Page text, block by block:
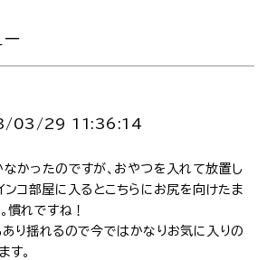
ー
03/29 11:36:14
かったのですが、おやつを入れて放置し
ンコ部屋に入るとこちらにお尻を向けたま
慣れですね！
り揺れるので今ではかなりお気に入りの
す。